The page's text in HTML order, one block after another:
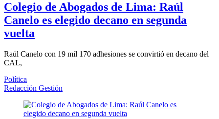
Colegio de Abogados de Lima: Raúl
Canelo es elegido decano en segunda
vuelta
Raúl Canelo con 19 mil 170 adhesiones se convirtió en decano del
CAL,
Política
Redacción Gestión